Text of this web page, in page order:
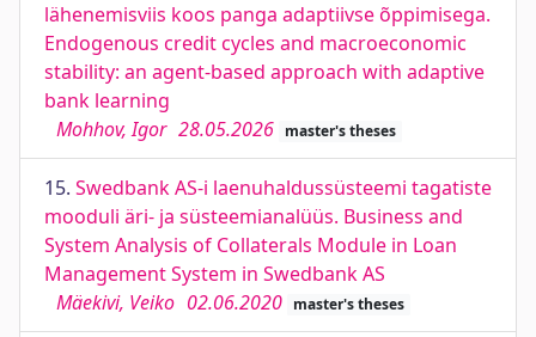
lähenemisviis koos panga adaptiivse õppimisega.
Endogenous credit cycles and macroeconomic
stability: an agent-based approach with adaptive
bank learning
Mohhov, Igor 28.05.2026 master's theses
15. Swedbank AS-i laenuhaldussüsteemi tagatiste
mooduli äri- ja süsteemianalüüs. Business and
System Analysis of Collaterals Module in Loan
Management System in Swedbank AS
Mäekivi, Veiko 02.06.2020 master's theses